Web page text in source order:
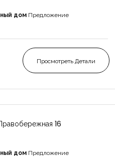
дом Предложение
Просмотреть Детали
16
дом Предложение